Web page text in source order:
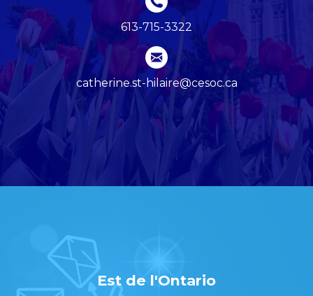
613-715-3322
catherine.st-hilaire@cesoc.ca
Est de l'Ontario